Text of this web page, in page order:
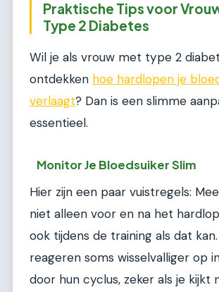
Praktische Tips voor
Type 2 Diabetes
Wil je als vrouw met type 2
ontdekken hoe hardlopen je
verlaagt? Dan is een slimme
essentieel.
Monitor Je Bloedsuiker Slim
Hier zijn een paar vuistregels:
niet alleen voor en na het
ook tijdens de training als dat
reageren soms wisselvalliger op
door hun cyclus, zeker als je kijkt